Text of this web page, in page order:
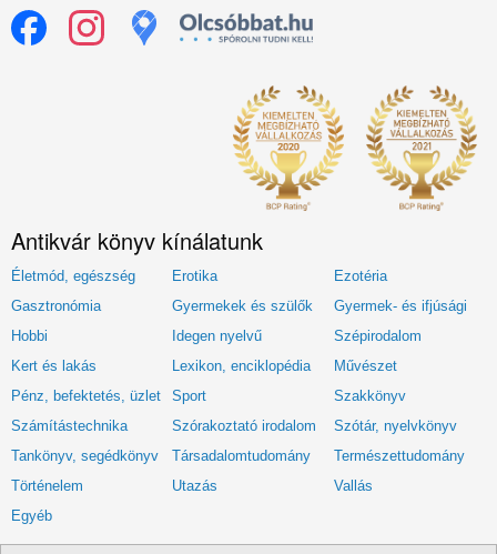
Antikvár könyv kínálatunk
Életmód, egészség Erotika
Ezotéria
Gasztronómia
Gyermekek és szülők
Gyermek- és ifjúsági
Hobbi
Idegen nyelvű
Szépirodalom
Kert és lakás
Lexikon, enciklopédia
Művészet
Pénz, befektetés, üzlet
Sport
Szakkönyv
Számítástechnika
Szórakoztató irodalom
Szótár, nyelvkönyv
Tankönyv, segédkönyv
Társadalomtudomány
Természettudomány
Történelem
Utazás
Vallás
Egyéb